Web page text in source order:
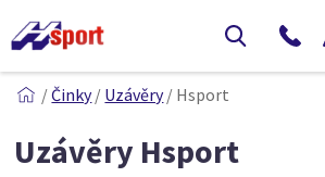
/Činky/ Uzávěry/ Hsport
Uzávěry Hsport